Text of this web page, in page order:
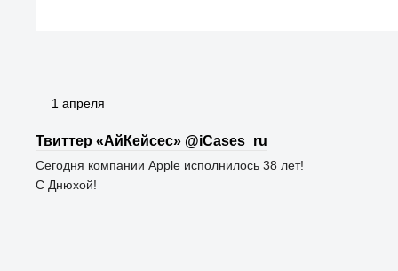
1 апреля
Твиттер «АйКейсес» ‏@iCases_ru
Сегодня компании Apple исполнилось 38 лет!
С Днюхой!